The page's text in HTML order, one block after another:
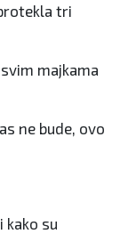
tri
majkama
ne bude, ovo
kako su